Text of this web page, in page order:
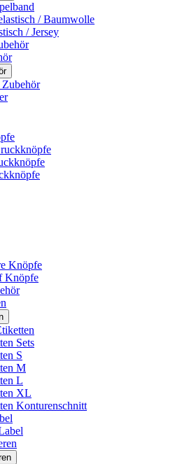
/ Baumwolle
/ Jersey
Knöpfe
Knöpfe
Sets
S
M
L
XL
Konturenschnitt